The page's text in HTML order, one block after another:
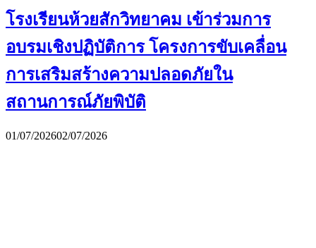
โรงเรียนห้วยสักวิทยาคม เข้าร่วมการ
อบรมเชิงปฏิบัติการ โครงการขับเคลื่อน
การเสริมสร้างความปลอดภัยใน
สถานการณ์ภัยพิบัติ
01/07/202602/07/2026